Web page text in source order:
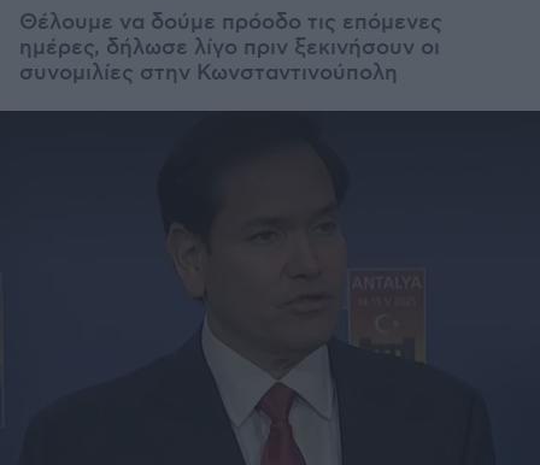
Θέλουμε να δούμε πρόοδο τις επόμενες
ημέρες, δήλωσε λίγο πριν ξεκινήσουν οι
συνομιλίες στην Κωνσταντινούπολη